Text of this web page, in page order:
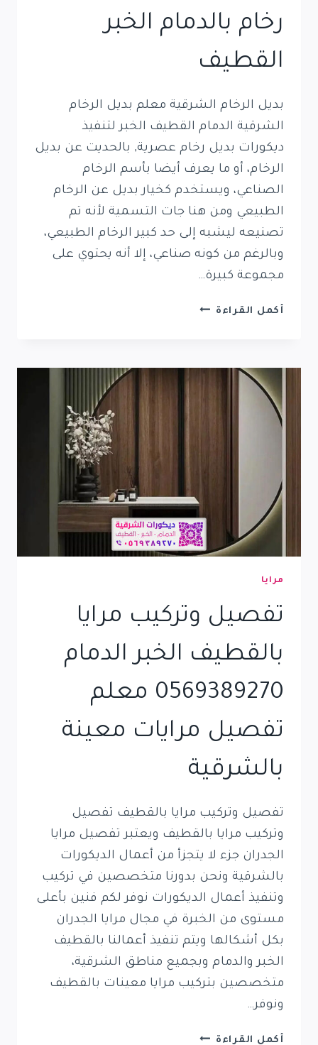
رخام بالدمام الخبر
القطيف
بديل الرخام الشرقية معلم بديل الرخام
الشرقية الدمام القطيف الخبر لتنفيذ
ديكورات بديل رخام عصرية, بالحديت عن بديل
الرخام، أو ما يعرف أيضا بأسم الرخام
الصناعي، ويستخدم كخيار بديل عن الرخام
الطبيعي ومن هنا جات التسمية لأنه تم
تصنيعه ليشبه إلى حد كبير الرخام الطبيعي،
وبالرغم من كونه صناعي، إلا أنه يحتوي على
مجموعة كبيرة…
أكمل القراءة بديل
معلم
مرايا
تفصيل وتركيب مرايا
بالقطيف الخبر الدمام
0569389270 معلم
تفصيل مرايات معينة
بالشرقية
تفصيل وتركيب مرايا بالقطيف تفصيل
وتركيب مرايا بالقطيف ويعتبر تفصيل مرايا
الجدران جزء لا يتجزأ من أعمال الديكورات
بالشرقية ونحن بدورنا متخصصين في تركيب
وتنفيذ أعمال الديكورات نوفر لكم فنين بأعلى
مستوى من الخبرة في مجال مرايا الجدران
بكل أشكالها ويتم تنفيذ أعمالنا بالقطيف
الخبر والدمام وبجميع مناطق الشرقية،
متخصصين بتركيب مرايا معينات بالقطيف
ونوفر…
أكمل القراءة تفصيل